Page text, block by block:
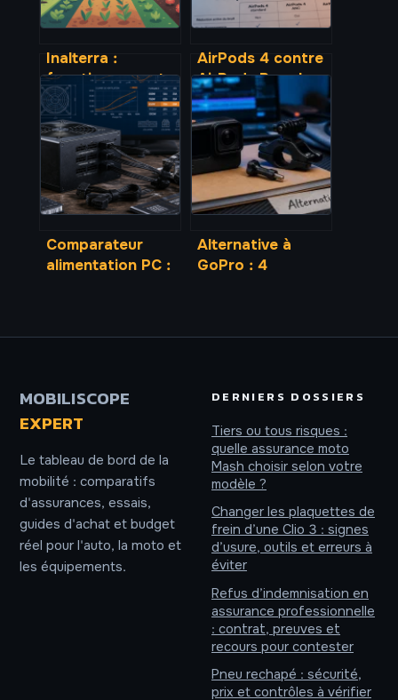
Inalterra :
fonctionnement,
avis et enjeux
d’un pionnier de
l’agroécologie
AirPods 4 contre
AirPods Pro : le
surcoût du
silence est-il
justifié ?
Comparateur
alimentation PC :
Alternative à
GoPro : 4
MOBILISCOPE
EXPERT
Le tableau de bord de la
mobilité : comparatifs
d'assurances, essais,
guides d'achat et budget
réel pour l'auto, la moto et
les équipements.
DERNIERS DOSSIERS
Tiers ou tous risques :
quelle assurance moto
Mash choisir selon votre
modèle ?
Changer les plaquettes de
frein d’une Clio 3 : signes
d’usure, outils et erreurs à
éviter
Refus d’indemnisation en
assurance professionnelle
: contrat, preuves et
recours pour contester
Pneu rechapé : sécurité,
prix et contrôles à vérifier